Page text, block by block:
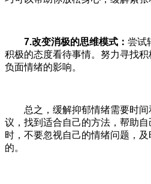
7.改变消极的思维模式： 尝试
积极的态度看待事情。努力寻找
负面情绪的影响。
总之，缓解抑郁情绪需要时间
议，找到适合自己的方法，帮助
时，不要忽视自己的情绪问题，
的。